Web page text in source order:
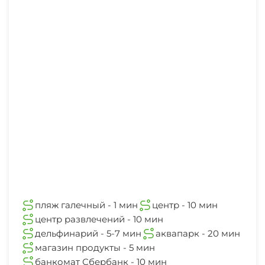
пляж галечный - 1 мин
центр - 10 мин
центр развлечений - 10 мин
дельфинарий - 5-7 мин
аквапарк - 20 мин
магазин продукты - 5 мин
банкомат Сбербанк - 10 мин